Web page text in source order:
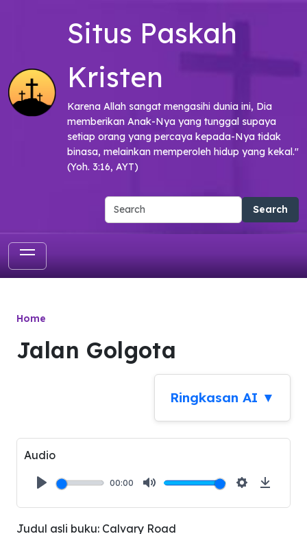
Situs Paskah
Kristen
Karena Allah sangat mengasihi dunia ini, Dia
memberikan Anak-Nya yang tunggal supaya
setiap orang yang percaya kepada-Nya tidak
binasa, melainkan memperoleh hidup yang kekal."
(Yoh. 3:16, AYT)
Home
Jalan Golgota
Ringkasan AI ▼
Audio
00:00
Judul asli buku: Calvary Road